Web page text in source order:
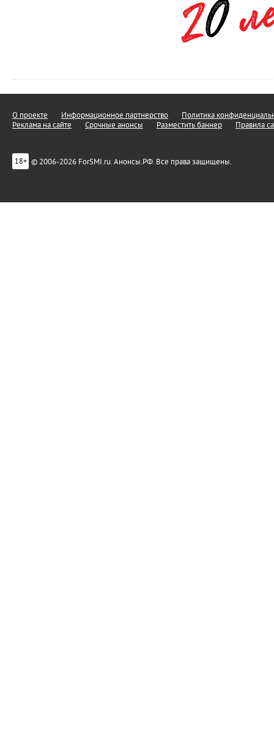
О проекте Информационное партнерство
Политика
Реклама на сайте
Срочные анонсы Разместить баннер Правила
18+ © 2006-2026 ForSMI.ru. Анонсы.РФ. Все права защищены.